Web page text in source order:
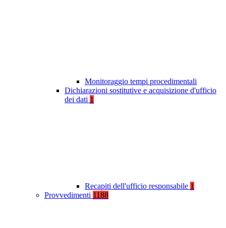
Monitoraggio tempi procedimentali
Dichiarazioni sostitutive e acquisizione d'ufficio
dei dati 1
Recapiti dell'ufficio responsabile 1
Provvedimenti 1188